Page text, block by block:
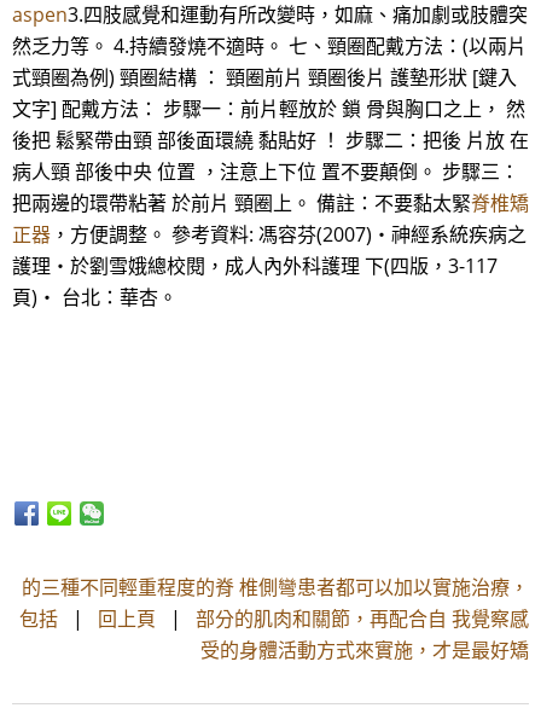
aspen3.四肢感覺和運動有所改變時，如麻、痛加劇或肢體突
然乏力等。 4.持續發燒不適時。 七、頸圈配戴方法：(以兩片
式頸圈為例) 頸圈結構 ： 頸圈前片 頸圈後片 護墊形狀 [鍵入
文字] 配戴方法： 步驟一：前片輕放於 鎖 骨與胸口之上， 然
後把 鬆緊帶由頸 部後面環繞 黏貼好 ！ 步驟二：把後 片放 在
病人頸 部後中央 位置 ，注意上下位 置不要顛倒。 步驟三：
把兩邊的環帶粘著 於前片 頸圈上。 備註：不要黏太緊脊椎矯
正器 ，方便調整。 參考資料: 馮容芬(2007)‧神經系統疾病之
護理‧於劉雪娥總校閱，成人內外科護理 下(四版，3-117
頁)‧ 台北：華杏。
的三種不同輕重程度的脊 椎側彎患者都可以加以實施治療，
包括 | 回上頁 | 部分的肌肉和關節，再配合自 我覺察感
受的身體活動方式來實施，才是最好矯